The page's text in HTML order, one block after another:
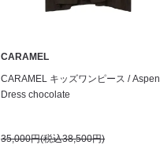
CARAMEL
CARAMEL キッズワンピース / Aspen
Dress chocolate
35,000円(税込38,500円)